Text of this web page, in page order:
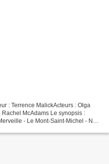
: Terrence MalickActeurs : Olga
McAdams Le synopsis :
- Le Mont-Saint-Michel - Neil